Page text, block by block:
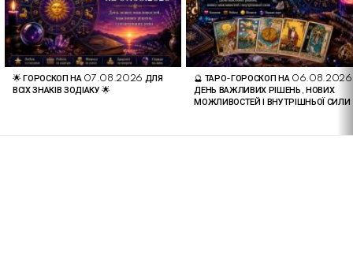
🌟 ГОРОСКОП НА 07.08.2026 ДЛЯ
ВСІХ ЗНАКІВ ЗОДІАКУ 🌟
🔮 ТАРО-ГОРОСКОП НА
ДЕНЬ ВАЖЛИВИХ РІШЕНЬ, НОВИХ
МОЖЛИВОСТЕЙ І ВНУТРІШНЬОЇ СИЛИ